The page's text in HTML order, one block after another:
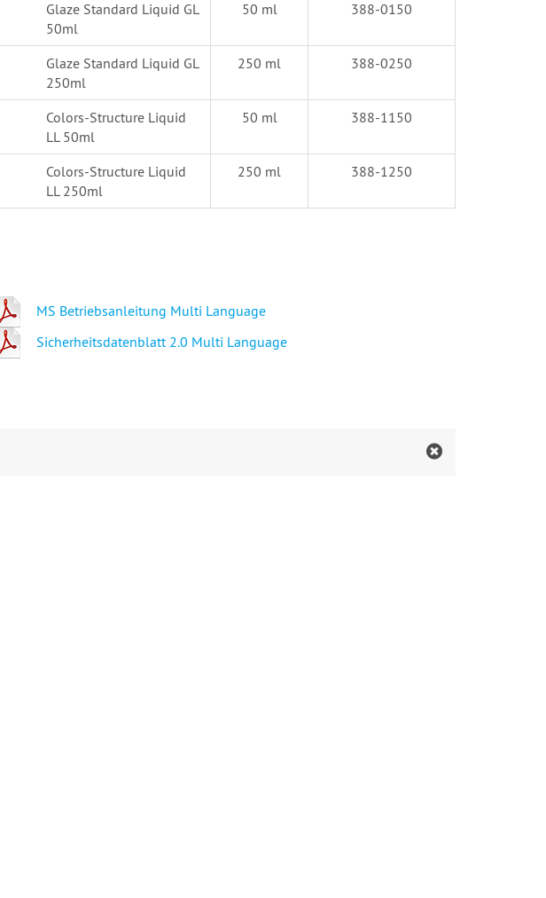
Glaze Standard Liquid GL
50ml
50 ml 388-0150
Glaze Standard Liquid GL
250ml
250 ml 388-0250
Colors-Structure Liquid
LL 50ml
50 ml 388-1150
Colors-Structure Liquid
LL 250ml
250 ml 388-1250
MS Betriebsanleitung Multi Language
Sicherheitsdatenblatt 2.0 Multi Language